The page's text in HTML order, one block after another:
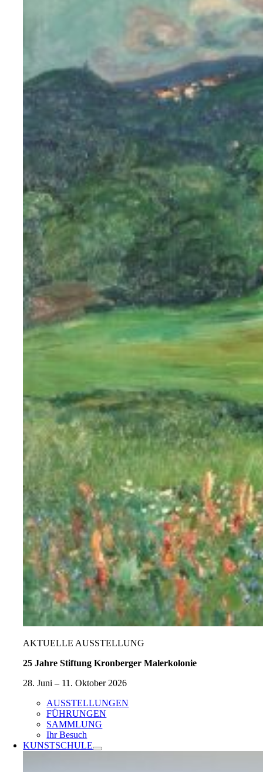
AKTUELLE AUSSTELLUNG
25 Jahre Stiftung Kronberger Malerkolonie
28. Juni – 11. Oktober 2026
AUSSTELLUNGEN
FÜHRUNGEN
SAMMLUNG
Ihr Besuch
KUNSTSCHULE